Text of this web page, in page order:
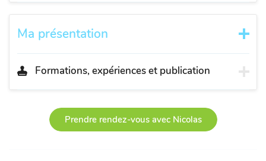
Ma présentation
Formations, expériences et publication
Prendre rendez-vous avec Nicolas